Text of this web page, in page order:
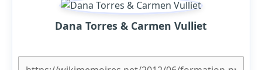
Dana Torres & Carmen Vulliet